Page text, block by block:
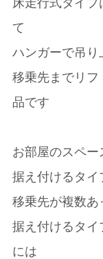
て
ハンガーで吊り
移乗先までリ
品です
お部屋のスペー
据え付けるタイ
移乗先が複数あ
据え付けるタ
には